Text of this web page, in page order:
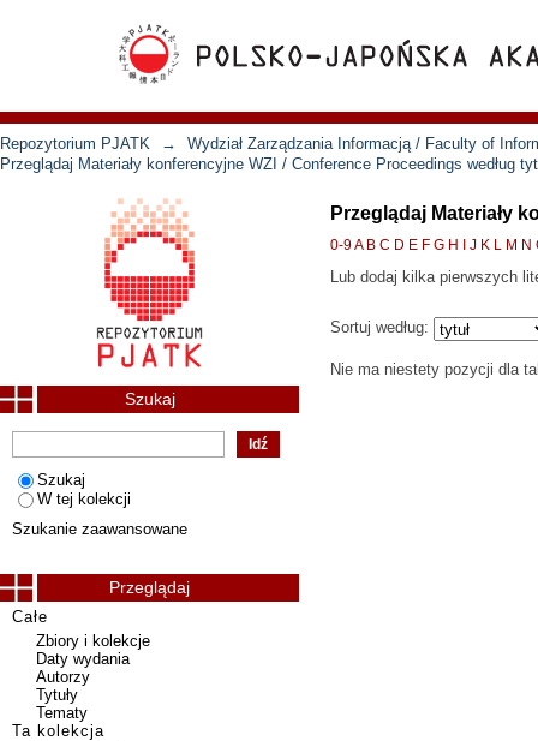
Repozytorium PJATK →
Wydział Zarządzania Informacją / Faculty of
Przeglądaj Materiały konferencyjne WZI / Conference Proceedings według
Przeglądaj Materiały
0-9A B C D E F G H J K L M N
Lub dodaj kilka pierwszych
Sortuj według:
Nie ma niestety pozycji dla
Szukaj
Szukaj
W tej kolekcji
Szukanie zaawansowane
Przeglądaj
Całe
Zbiory i kolekcje
Daty wydania
Autorzy
Tytuły
Tematy
Ta kolekcja